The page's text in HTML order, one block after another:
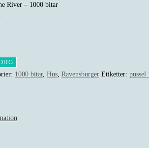
River – 1000 bitar
1000 bitar, Hus Ravensburger Etiketter: pussel